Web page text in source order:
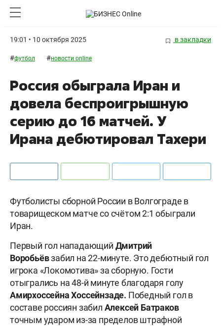
19:01 • 10 октября 2025 в закладки
#футбол #новости online
Россия обыграла Иран и
довела беспроигрышную
серию до 16 матчей. У
Ирана дебютировал Тахери
Футболисты сборной России в Волгограде в
товарищеском матче со счётом 2:1 обыграли
Иран.
Первый гол нападающий Дмитрий
Воробьёвзабил на 22-минуте. Это дебютный гол
игрока «Локомотива» за сборную. Гости
отыгрались на 48-й минуте благодаря голу
Амирхоссейна Хоссейнзаде. Победный гол в
составе россиян забил Алексей Батраков
точным ударом из-за пределов штрафной